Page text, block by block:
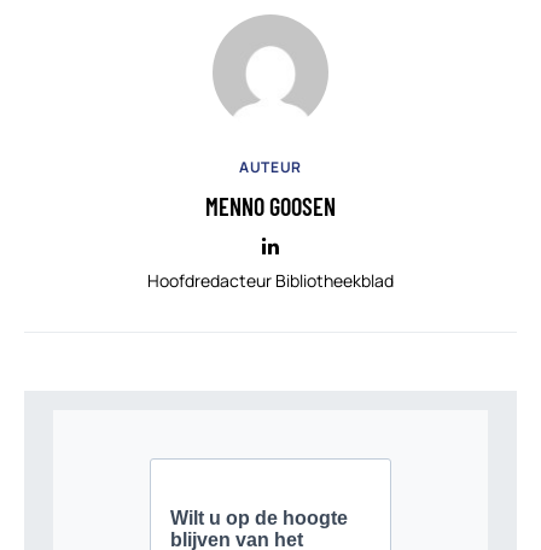
AUTEUR
MENNO GOOSEN
Hoofdredacteur Bibliotheekblad